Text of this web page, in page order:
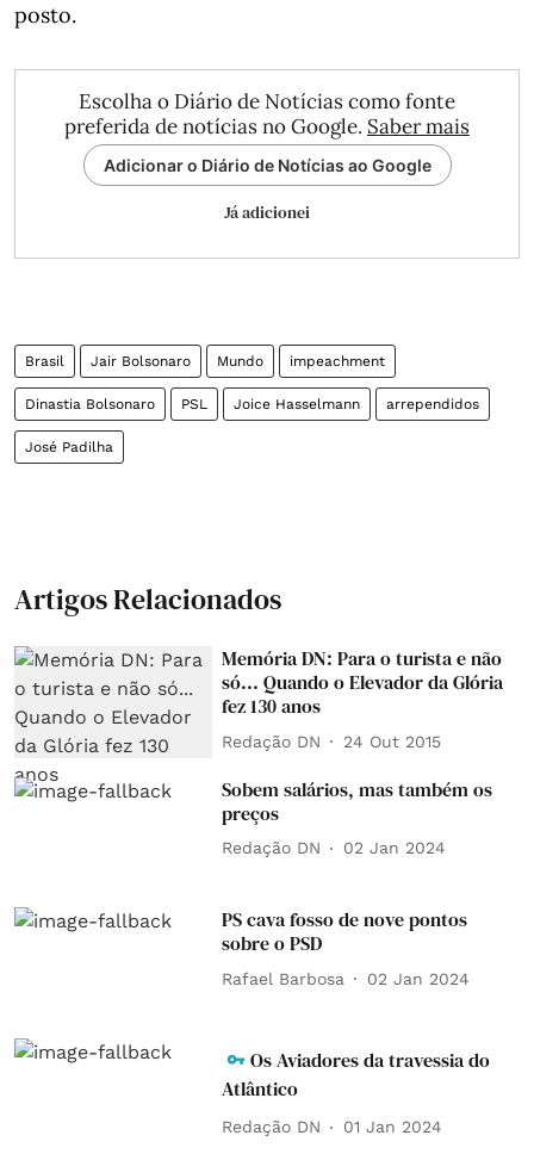
posto.
Escolha o Diário de Notícias como fonte
preferida de notícias no Google. Saber mais
Adicionar o Diário de Notícias ao Google
Já adicionei
Brasil Jair Bolsonaro Mundo impeachment
Dinastia Bolsonaro PSL Joice Hasselmann arrependidos
José Padilha
Artigos Relacionados
Memória DN: Para o turista e não
só... Quando o Elevador da Glória
fez 130 anos
Redação DN 24 Out 2015
Sobem salários, mas também os
preços
Redação DN 02 Jan 2024
PS cava fosso de nove pontos
sobre o PSD
Rafael Barbosa 02 Jan 2024
Os Aviadores da travessia do
Atlântico
Redação DN 01 Jan 2024